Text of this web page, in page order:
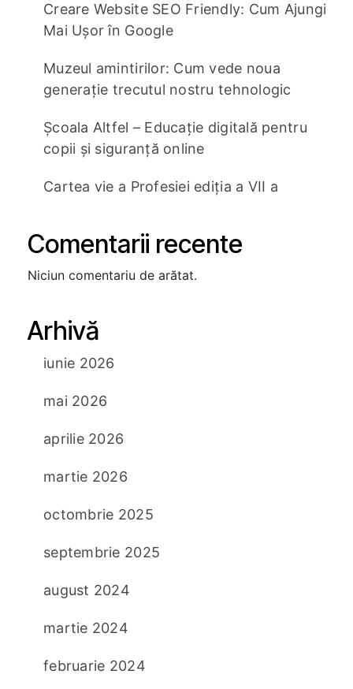
Creare Website SEO Friendly: Cum Ajungi
Mai Ușor în Google
Muzeul amintirilor: Cum vede noua
generație trecutul nostru tehnologic
Școala Altfel – Educație digitală pentru
copii și siguranță online
Cartea vie a Profesiei ediția a VII a
Comentarii recente
Niciun comentariu de arătat.
Arhivă
iunie 2026
mai 2026
aprilie 2026
martie 2026
octombrie 2025
septembrie 2025
august 2024
martie 2024
februarie 2024